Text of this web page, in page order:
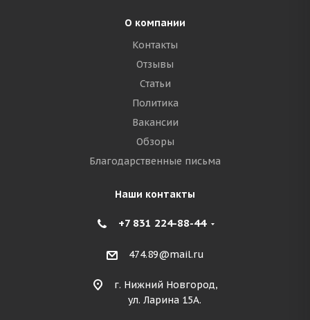
О компании
Контакты
Отзывы
Статьи
Политика
Вакансии
Обзоры
Благодарственные письма
Наши контакты
+7 831 224-88-44
474.89@mail.ru
г. Нижний Новгород,
ул. Ларина 15А.